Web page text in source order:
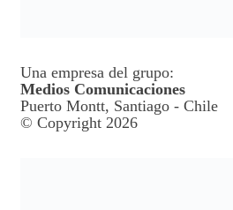
Una empresa del grupo:
Medios Comunicaciones
Puerto Montt, Santiago - Chile
© Copyright 2026